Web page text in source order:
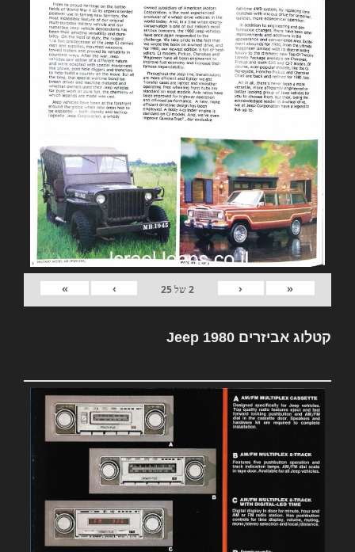
«
‹
2של25
›
»
קטלוג אביזרים Jeep 1980